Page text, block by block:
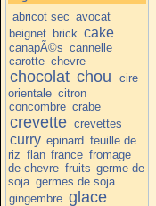
abricot sec avocat
beignet brick cake
canapÃ©s cannelle
carotte chevre
chocolat chou
cire
orientale citron
concombre crabe
crevette crevettes
curry epinard feuille de
riz flan france fromage
de chevre fruits germe de
soja germes de soja
gingembre glace